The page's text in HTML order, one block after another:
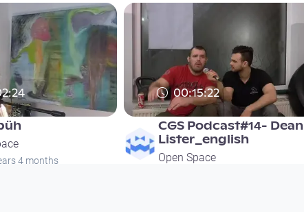
4 months
00:15:22
CGS Podcast#14- Dean
Lister_english
Open Space